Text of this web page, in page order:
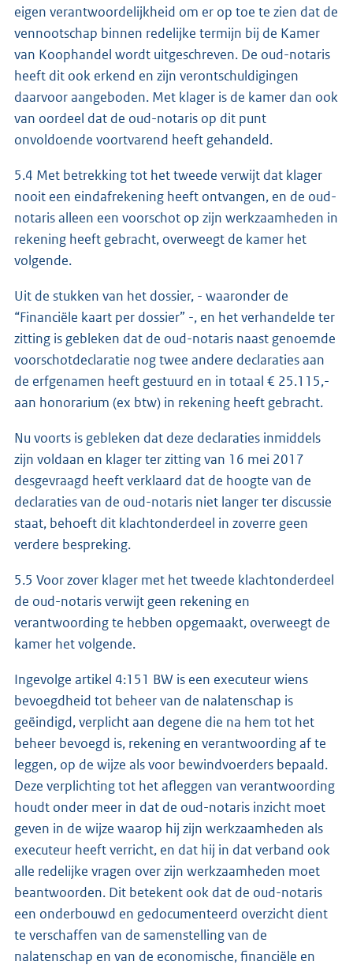
eigen verantwoordelijkheid om er op toe te zien dat de
vennootschap binnen redelijke termijn bij de Kamer
van Koophandel wordt uitgeschreven. De oud-notaris
heeft dit ook erkend en zijn verontschuldigingen
daarvoor aangeboden. Met klager is de kamer dan ook
van oordeel dat de oud-notaris op dit punt
onvoldoende voortvarend heeft gehandeld.
5.4 Met betrekking tot het tweede verwijt dat klager
nooit een eindafrekening heeft ontvangen, en de oud-
notaris alleen een voorschot op zijn werkzaamheden in
rekening heeft gebracht, overweegt de kamer het
volgende.
Uit de stukken van het dossier, - waaronder de
“Financiële kaart per dossier” -, en het verhandelde ter
zitting is gebleken dat de oud-notaris naast genoemde
voorschotdeclaratie nog twee andere declaraties aan
de erfgenamen heeft gestuurd en in totaal € 25.115,-
aan honorarium (ex btw) in rekening heeft gebracht.
Nu voorts is gebleken dat deze declaraties inmiddels
zijn voldaan en klager ter zitting van 16 mei 2017
desgevraagd heeft verklaard dat de hoogte van de
declaraties van de oud-notaris niet langer ter discussie
staat, behoeft dit klachtonderdeel in zoverre geen
verdere bespreking.
5.5 Voor zover klager met het tweede klachtonderdeel
de oud-notaris verwijt geen rekening en
verantwoording te hebben opgemaakt, overweegt de
kamer het volgende.
Ingevolge artikel 4:151 BW is een executeur wiens
bevoegdheid tot beheer van de nalatenschap is
geëindigd, verplicht aan degene die na hem tot het
beheer bevoegd is, rekening en verantwoording af te
leggen, op de wijze als voor bewindvoerders bepaald.
Deze verplichting tot het afleggen van verantwoording
houdt onder meer in dat de oud-notaris inzicht moet
geven in de wijze waarop hij zijn werkzaamheden als
executeur heeft verricht, en dat hij in dat verband ook
alle redelijke vragen over zijn werkzaamheden moet
beantwoorden. Dit betekent ook dat de oud-notaris
een onderbouwd en gedocumenteerd overzicht dient
te verschaffen van de samenstelling van de
nalatenschap en van de economische, financiële en